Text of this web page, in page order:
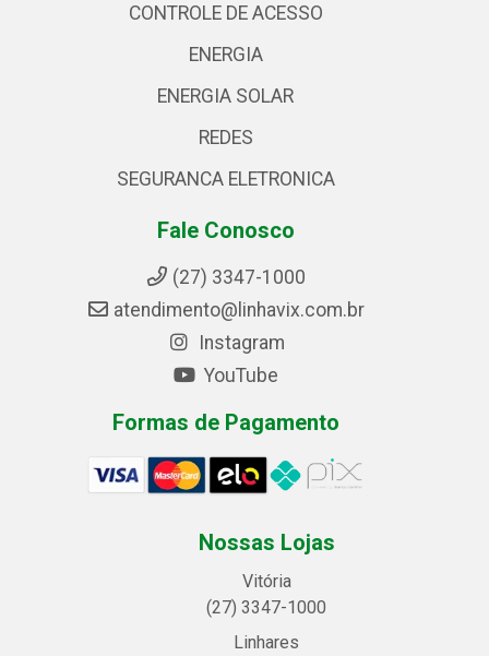
CONTROLE DE ACESSO
ENERGIA
ENERGIA SOLAR
REDES
SEGURANCA ELETRONICA
Fale Conosco
(27) 3347-1000
atendimento@linhavix.com.br
Instagram
YouTube
Formas de Pagamento
Nossas Lojas
Vitória
(27) 3347-1000
Linhares